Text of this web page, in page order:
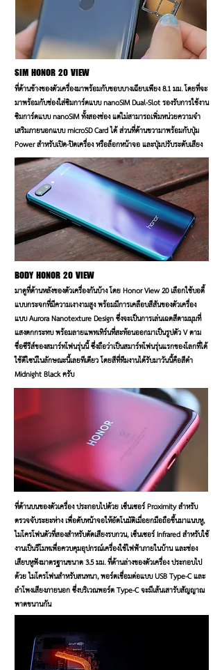
SIM HONOR 20 VIEW
ที่ด้านข้างของตัวเครื่องมาพร้อมกับขอบบางเฉียบเพียง 8.1 มม. โดยที่จะ
มาพร้อมกับช่องใส่ซิมการ์ดแบบ nanoSIM Dual-Slot รองรับการใช้งาน
ซิมการ์ดแบบ nanoSIM ทั้งสองช่อง แต่ไม่สามารถเพิ่มหน่วยความจำ
เสริมภายนอกแบบ microSD Card ได้ ส่วนที่ด้านขวามาพร้อมกับปุ่ม
Power สำหรับเปิด-ปิดเครื่อง หรือล็อกหน้าจอ และปุ่มปรับระดับเสียง
BODY HONOR 20 VIEW
มาดูที่ด้านหลังของตัวเครื่องกันบ้าง โดย Honor View 20 เลือกใช้บอดี้
แบบกระจกที่มีความเงางามสูง พร้อมมีการเคลือบสีสันของตัวเครื่อง
แบบ Aurora Nanotexture Design ซึ่งจะเป็นการเล่นเฉดสีตามมุมที่
แสงตกกระทบ พร้อมลายแพทเทิร์นที่สะท้อนออกมาเป็นรูปตัว V ตาม
ชื่อซีรีส์ของสมาร์ทโฟนรุ่นนี้ ซึ่งถือว่าเป็นสมาร์ทโฟนรุ่นแรกของโลกที่ได้
ใช้ดีไซน์ในลักษณะนี้เลยทีเดียว โดยสีที่ทีมงานได้รับมาวันนี้คือสีดำ
Midnight Black ครับ
ที่ด้านบนของตัวเครื่อง ประกอบไปด้วย เซ็นเซอร์ Proximity สำหรับ
ตรวจจับระยะห่าง เพื่อดับหน้าจอให้อัตโนมัติเมื่อยกมือถือขึ้นมาแนบหู,
ไมโครโฟนตัวที่สองสำหรับตัดเสียงรบกวน, เซ็นเซอร์ Infrared สำหรับใช้
งานเป็นรีโมทเพื่อควบคุมอุปกรณ์เครื่องใช้ไฟฟ้าภายในบ้าน และช่อง
เสียบหูฟังมาตรฐานขนาด 3.5 มม. ที่ด้านล่างของตัวเครื่อง ประกอบไป
ด้วย ไมโครโฟนสำหรับสนทนา, พอร์ตเชื่อมต่อแบบ USB Type-C และ
ลำโพงเสียงภายนอก ซึ่งบริเวณพอร์ต Type-C จะมีเส้นเสารับสัญญาณ
พาดขนานกัน